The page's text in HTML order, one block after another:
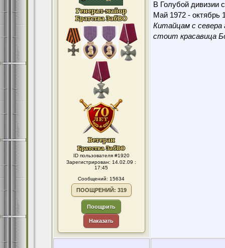
ID пользователя #1920
Зарегистрирован: 14.02.09 :
17:45
Сообщений: 15634
ПООЩРЕНИЙ: 319
Поощрить
Наказать
В Голубой дивизии
Май 1972 - октябрь
Китайцам с севера
стоит красавица